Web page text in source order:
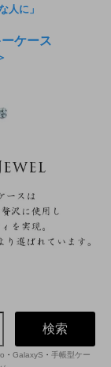
人に」
ケース
検索
・ GalaxyS ・ 手帳型ケー